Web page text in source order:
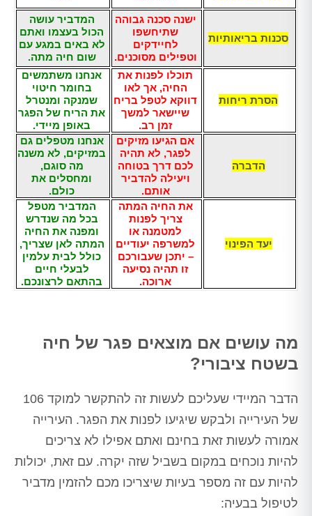
סכנות בריאותיות
ישנה סכנה גבוהה
שתיחשפו
לחיידקים
וטפילים מסוכנים.
המדביר עושה
הכול בעצמו ואתם
לא באים במגע עם
שום חיה מתה.
הסרת ריחות
תוכלו לפנות את
החיה, אך לאו
דווקא לטפל בריח
שיישאר למשך
זמן רב.
אנחנו משתמשים
בחומר חיטוי
שמנקה ומנטרל
את הריח של הפגר
באופן מיידי.
הדברה
אם הגיעו מזיקים
לפגר, לא תהיה
לכם דרך בטוחה
ויעילה להדביר
אותם.
אנחנו מטפלים גם
במזיקים, לא משנה
מה סוגם,
ומחסלים את
כולם.
יעד הפינוי
את החיה המתה
צריך לפנות
למטמנה או
למשרפה יעודיים
– יתכן שעבורכם
זו תהיה נסיעה
ארוכה.
המדביר מטפל
בכל מה שנדרש
ומפנה את החיה
המתה לאן שצריך,
כולל לבית עלמין
לבעלי חיים
בהתאם לרצונכם.
מה עושים אם מוצאים פגר של חיה
בשטח ציבורי?
הדבר המיידי שעליכם לעשות זה להתקשר למוקד 106
של העירייה ולבקש שיגיעו לפנות את הפגר. העירייה
אמורה לעשות זאת בחינם ואתם אפילו לא צריכים
להיות נוכחים במקום בשביל שזה יקרה. עם זאת, יכולות
להיות עם זה מספר בעיות שיצריכו מכם להזמין מדביר
לטיפול בבעיה: